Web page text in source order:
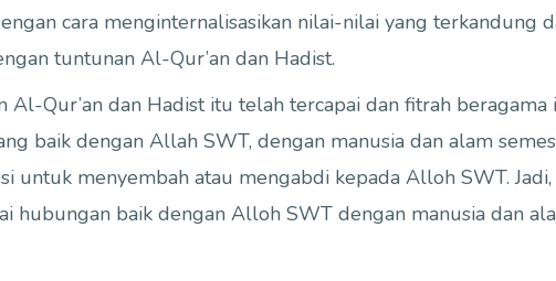
cara menginternalisasikan nilai-nilai yang terkandung
tuntunan Al-Qur’an dan Hadist.
Qur’an dan Hadist itu telah tercapai dan fitrah
baik dengan Allah SWT, dengan manusia dan alam
menyembah atau mengabdi kepada Alloh SWT.
hubungan baik dengan Alloh SWT dengan manusia dan